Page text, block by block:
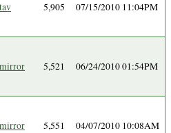
5,905 07/15/2010 11:04PM
5,521 06/24/2010 01:54PM
5,551 04/07/2010 10:08AM